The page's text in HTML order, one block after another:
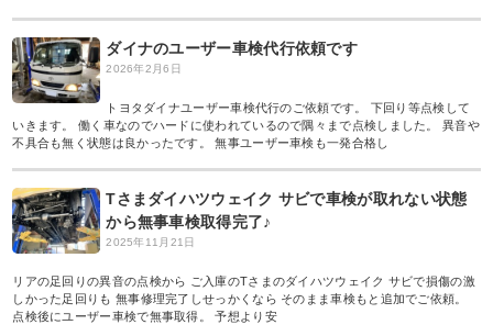
ダイナのユーザー車検代行依頼です
2026年2月6日
トヨタダイナユーザー車検代行のご依頼です。 下回り等点検して
いきます。 働く車なのでハードに使われているので隅々まで点検しました。 異音や
不具合も無く状態は良かったです。 無事ユーザー車検も一発合格し
Tさまダイハツウェイク サビで車検が取れない状態
から無事車検取得完了♪
2025年11月21日
リアの足回りの異音の点検から ご入庫のTさまのダイハツウェイク サビで損傷の激
しかった足回りも 無事修理完了しせっかくなら そのまま車検もと追加でご依頼。
点検後にユーザー車検で無事取得。 予想より安